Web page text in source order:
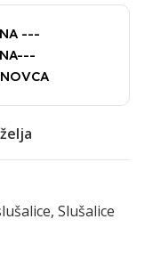
---
, Slušalice